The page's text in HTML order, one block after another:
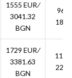
1555 EUR ∕
3041.32
BGN
1729 EUR ∕
3381.63
BGN